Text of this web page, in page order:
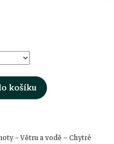
košíku
– Větru a vodě – Chytré